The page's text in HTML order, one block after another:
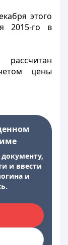
этого
2015-го в
цены
и ввести
и